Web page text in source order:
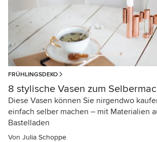
FRÜHLINGSDEKO
8 stylische Vasen zum
Diese Vasen können Sie nirgendwo
einfach selber machen – mit Materialien
Bastelladen
Von Julia Schoppe